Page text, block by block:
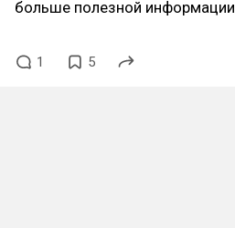
больше полезной
1 5